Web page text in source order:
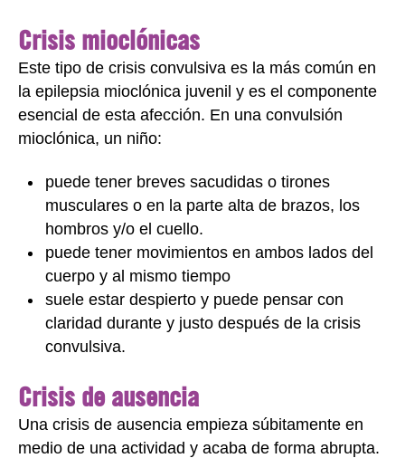
Crisis mioclónicas
Este tipo de crisis convulsiva es la más común en
la epilepsia mioclónica juvenil y es el componente
esencial de esta afección. En una convulsión
mioclónica, un niño:
puede tener breves sacudidas o tirones
musculares o en la parte alta de brazos, los
hombros y/o el cuello.
puede tener movimientos en ambos lados del
cuerpo y al mismo tiempo
suele estar despierto y puede pensar con
claridad durante y justo después de la crisis
convulsiva.
Crisis de ausencia
Una crisis de ausencia empieza súbitamente en
medio de una actividad y acaba de forma abrupta.